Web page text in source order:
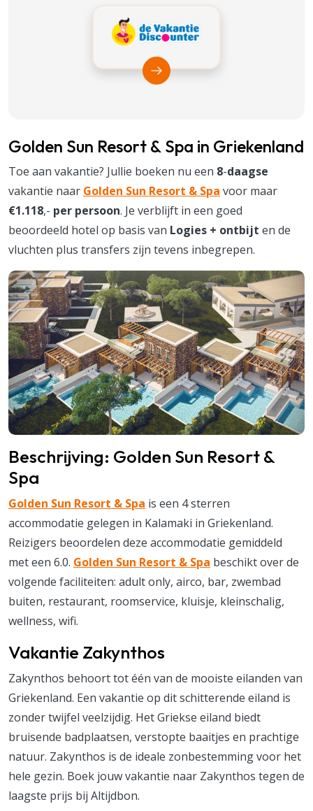
Bekijk Vakantiediscounter
Golden Sun Resort & Spa in Griekenland
Toe aan vakantie? Jullie boeken nu een 8-daagse
vakantie naar Golden Sun Resort & Spa voor maar
€1.118,- per persoon. Je verblijft in een goed
beoordeeld hotel op basis van Logies + ontbijt en de
vluchten plus transfers zijn tevens inbegrepen.
Beschrijving: Golden Sun Resort &
Spa
Golden Sun Resort & Spa is een 4 sterren
accommodatie gelegen in Kalamaki in Griekenland.
Reizigers beoordelen deze accommodatie gemiddeld
met een 6.0. Golden Sun Resort & Spa beschikt over de
volgende faciliteiten: adult only, airco, bar, zwembad
buiten, restaurant, roomservice, kluisje, kleinschalig,
wellness, wifi.
Vakantie Zakynthos
Zakynthos behoort tot één van de mooiste eilanden van
Griekenland. Een vakantie op dit schitterende eiland is
zonder twijfel veelzijdig. Het Griekse eiland biedt
bruisende badplaatsen, verstopte baaitjes en prachtige
natuur. Zakynthos is de ideale zonbestemming voor het
hele gezin. Boek jouw vakantie naar Zakynthos tegen de
laagste prijs bij Altijdbon.